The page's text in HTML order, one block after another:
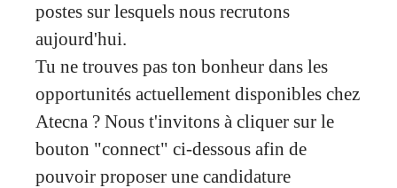
postes sur lesquels nous recrutons
aujourd'hui.
Tu ne trouves pas ton bonheur dans les
opportunités actuellement disponibles chez
Atecna ? Nous t'invitons à cliquer sur le
bouton "connect" ci-dessous afin de
pouvoir proposer une candidature